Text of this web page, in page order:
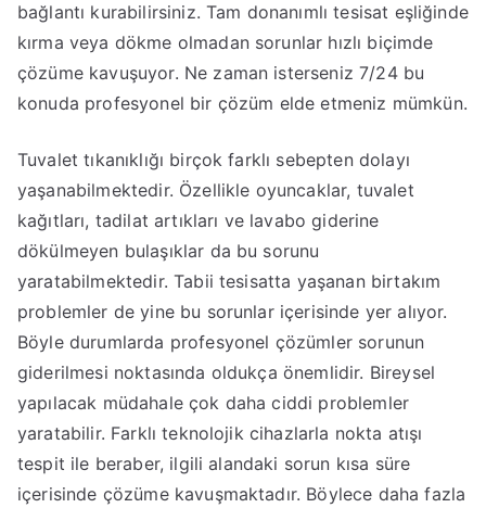
bağlantı kurabilirsiniz. Tam donanımlı tesisat eşliğinde
kırma veya dökme olmadan sorunlar hızlı biçimde
çözüme kavuşuyor. Ne zaman isterseniz 7/24 bu
konuda profesyonel bir çözüm elde etmeniz mümkün.
Tuvalet tıkanıklığı birçok farklı sebepten dolayı
yaşanabilmektedir. Özellikle oyuncaklar, tuvalet
kağıtları, tadilat artıkları ve lavabo giderine
dökülmeyen bulaşıklar da bu sorunu
yaratabilmektedir. Tabii tesisatta yaşanan birtakım
problemler de yine bu sorunlar içerisinde yer alıyor.
Böyle durumlarda profesyonel çözümler sorunun
giderilmesi noktasında oldukça önemlidir. Bireysel
yapılacak müdahale çok daha ciddi problemler
yaratabilir. Farklı teknolojik cihazlarla nokta atışı
tespit ile beraber, ilgili alandaki sorun kısa süre
içerisinde çözüme kavuşmaktadır. Böylece daha fazla